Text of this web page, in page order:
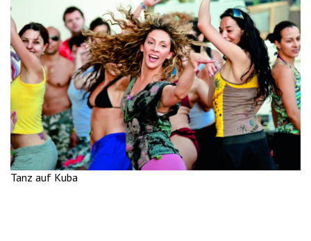
Tanz auf Kuba